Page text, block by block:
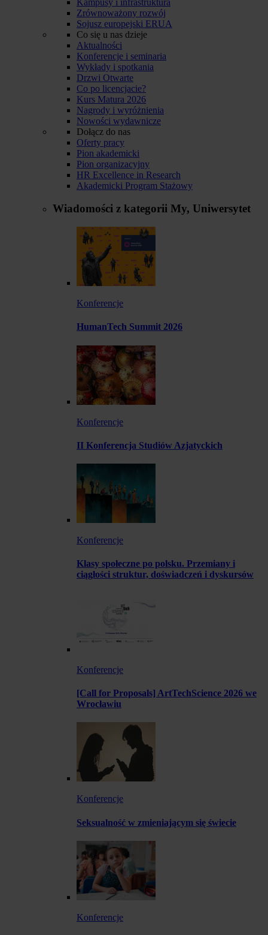
Zrównoważony rozwój
Sojusz europejski ERUA
Co się u nas dzieje
Aktualności
Konferencje i seminaria
Wykłady i spotkania
Drzwi Otwarte
Co po licencjacie?
Kurs Matura 2026
Nagrody i wyróżnienia
Nowości wydawnicze
Dołącz do nas
Oferty pracy
Pion akademicki
Pion organizacyjny
HR Excellence in Research
Akademicki Program Stażowy
Wiadomości z kategorii My, Uniwersytet
Konferencje
HumanTech Summit 2026
Konferencje
II Konferencja Studiów Azjatyckich
Konferencje
Klasy społeczne po polsku. Przemiany i
ciągłości struktur, doświadczeń i dyskursów
Konferencje
[Call for Proposals] ArtTechScience 2026 we
Wrocławiu
Konferencje
Seksualność w zmieniającym się świecie
Konferencje